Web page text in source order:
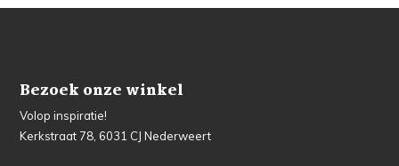
Bezoek onze winkel
Volop inspiratie!
Kerkstraat 78, 6031 CJ Nederweert